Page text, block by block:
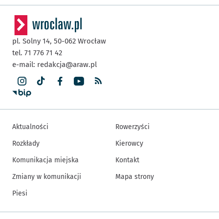
pl. Solny 14, 50-062 Wrocław
tel. 71 776 71 42
e-mail: redakcja@araw.pl
Aktualności
Rozkłady
Komunikacja miejska
Zmiany w komunikacji
Piesi
Rowerzyści
Kierowcy
Kontakt
Mapa strony